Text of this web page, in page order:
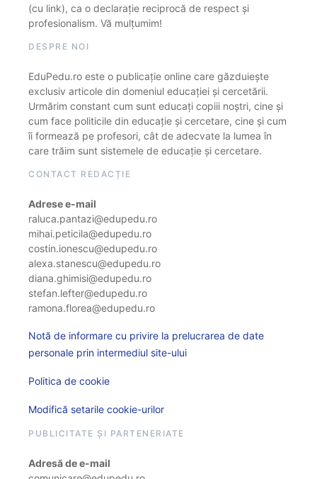
(cu link), ca o declarație reciprocă de respect și
profesionalism. Vă mulțumim!
DESPRE NOI
EduPedu.ro este o publicație online care găzduiește
exclusiv articole din domeniul educației și cercetării.
Urmărim constant cum sunt educați copiii noștri, cine și
cum face politicile din educație și cercetare, cine și cum
îi formează pe profesori, cât de adecvate la lumea în
care trăim sunt sistemele de educație și cercetare.
CONTACT REDACȚIE
Adrese e-mail
raluca.pantazi@edupedu.ro
mihai.peticila@edupedu.ro
costin.ionescu@edupedu.ro
alexa.stanescu@edupedu.ro
diana.ghimisi@edupedu.ro
stefan.lefter@edupedu.ro
ramona.florea@edupedu.ro
Notă de informare cu privire la prelucrarea de date
personale prin intermediul site-ului
Politica de cookie
Modifică setarile cookie-urilor
PUBLICITATE ȘI PARTENERIATE
Adresă de e-mail